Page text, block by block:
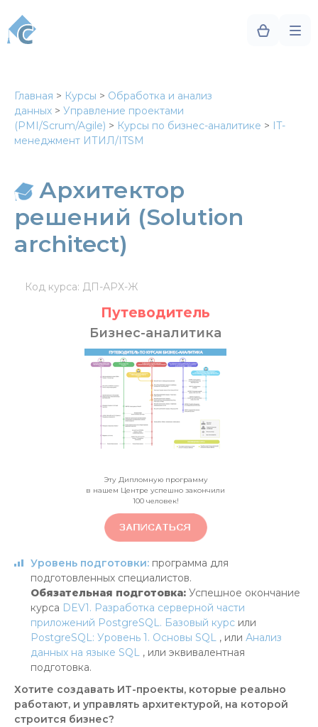
Главная > Курсы > Обработка и анализ
данных > Управление проектами
(PMI/Scrum/Agile) > Курсы по бизнес-аналитике > IT-
менеджмент ИТИЛ/ITSM
Архитектор
решений (Solution
architect)
Код курса: ДП-АРХ-Ж
Путеводитель
Бизнес-аналитика
Эту Дипломную программу
в нашем Центре успешно закончили
100человек!
Уровень подготовки: программа для
подготовленных специалистов.
Обязательная подготовка: Успешное окончание
курса DEV1. Разработка серверной части
приложений PostgreSQL. Базовый курс или
PostgreSQL: Уровень 1. Основы SQL , или Анализ
данных на языке SQL , или эквивалентная
подготовка.
Хотите создавать ИТ-проекты, которые реально
работают, и управлять архитектурой, на которой
строится бизнес?